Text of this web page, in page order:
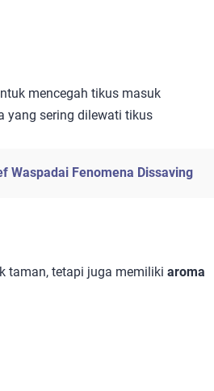
mencegah tikus masuk
yang sering dilewati tikus
Waspadai Fenomena Dissaving
taman, tetapi juga memiliki aroma